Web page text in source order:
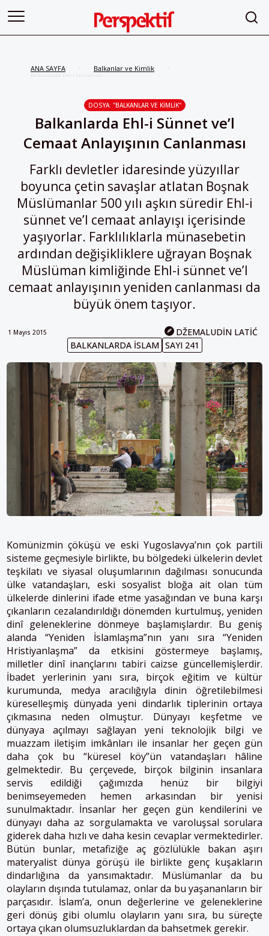
ANA SAYFA Balkanlar ve Kimlik
Balkanlarda Ehl-i Sünnet ve’l
DOSYA: "BALKANLAR VE KIMLIK"
Balkanlarda Ehl-i Sünnet ve’l
Cemaat Anlayışının Canlanması
Farklı devletler idaresinde yüzyıllar
boyunca çetin savaşlar atlatan Boşnak
Müslümanlar 500 yılı aşkın süredir Ehl-i
sünnet ve’l cemaat anlayışı içerisinde
yaşıyorlar. Farklılıklarla münasebetin
ardından değişikliklere uğrayan Boşnak
Müslüman kimliğinde Ehl-i sünnet ve’l
cemaat anlayışının yeniden canlanması da
büyük önem taşıyor.
1 Mayıs 2015
DŽEMALUDIN LATIĆ
BALKANLARDA ISLAM SAYI 241
Komünizmin çöküşü ve eski Yugoslavya’nın çok partili
sisteme geçmesiyle birlikte, bu bölgedeki ülkelerin devlet
teşkilatı ve siyasal oluşumlarının dağılması sonucunda
ülke vatandaşları, eski sosyalist bloğa ait olan tüm
ülkelerde dinlerini ifade etme yasağından ve buna karşı
çıkanların cezalandırıldığı dönemden kurtulmuş, yeniden
dinî geleneklerine dönmeye başlamışlardır. Bu geniş
alanda “Yeniden İslamlaşma”nın yanı sıra “Yeniden
Hristiyanlaşma” da etkisini göstermeye başlamış,
milletler dinî inançlarını tabiri caizse güncellemişlerdir.
İbadet yerlerinin yanı sıra, birçok eğitim ve kültür
kurumunda, medya aracılığıyla dinin öğretilebilmesi
küreselleşmiş dünyada yeni dindarlık tiplerinin ortaya
çıkmasına neden olmuştur. Dünyayı keşfetme ve
dünyaya açılmayı sağlayan yeni teknolojik bilgi ve
muazzam iletişim imkânları ile insanlar her geçen gün
daha çok bu “küresel köy”ün vatandaşları hâline
gelmektedir. Bu çerçevede, birçok bilginin insanlara
servis edildiği çağımızda henüz bir bilgiyi
benimseyemeden hemen arkasından bir yenisi
sunulmaktadır. İnsanlar her geçen gün kendilerini ve
dünyayı daha az sorgulamakta ve varoluşsal sorulara
giderek daha hızlı ve daha kesin cevaplar vermektedirler.
Bütün bunlar, metafiziğe aç gözlülükle bakan aşırı
materyalist dünya görüşü ile birlikte genç kuşakların
dindarlığına da yansımaktadır. Müslümanlar da bu
olayların dışında tutulamaz, onlar da bu yaşananların bir
parçasıdır. İslam’a, onun değerlerine ve geleneklerine
geri dönüş gibi olumlu olayların yanı sıra, bu süreçte
ortaya çıkan olumsuzluklardan da bahsetmek gerekir.